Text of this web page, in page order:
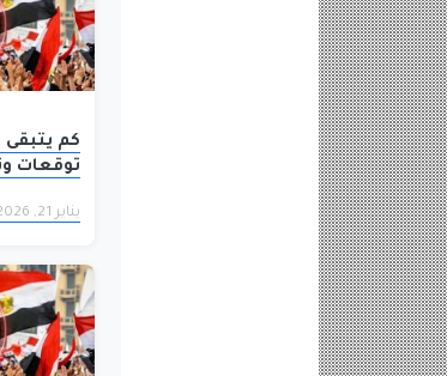
توقعات
يناير 21, 2026